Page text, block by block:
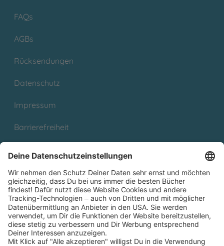
FAQs
AGBs
Rücksendungen
Datenschutz
Impressum
Barrierefreiheit
Partnerprogramm (Affiliate)
Folge uns auf